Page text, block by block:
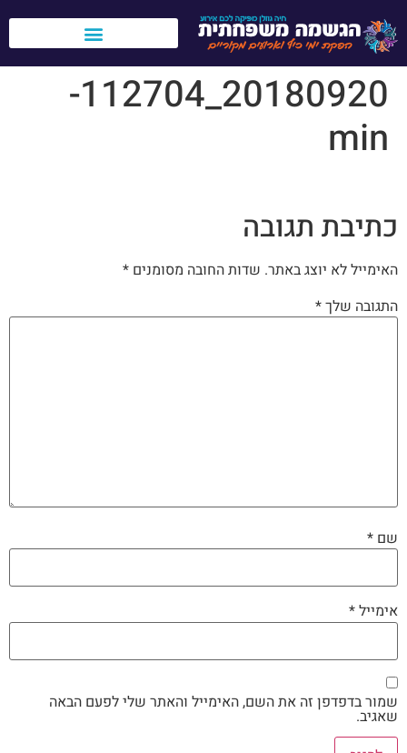
20180920_112704-
min
כתיבת תגובה
האימייל לא יוצג באתר. שדות החובה מסומנים *
התגובה שלך*
שם *
אימייל*
שמור בדפדפן זה את השם, האימייל והאתר שלי לפעם הבאה
שאגיב.